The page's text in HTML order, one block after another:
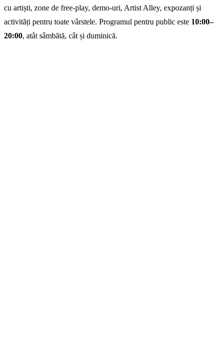
cu artiști, zone de free-play, demo-uri, Artist Alley, expozanți și
activități pentru toate vârstele. Programul pentru public este 10:00–
20:00, atât sâmbătă, cât și duminică.